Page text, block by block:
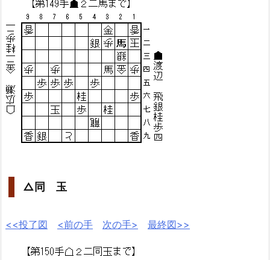
△同 玉
<<投了図 <前の手 次の手> 最終図>>